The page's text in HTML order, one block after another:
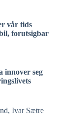
vår tids
forutsigbar
innover seg
Ivar Sætre